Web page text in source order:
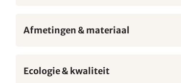
Afmetingen & materiaal
Ecologie & kwaliteit